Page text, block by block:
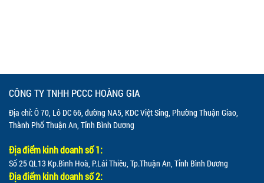
CÔNG TY TNHH PCCC HOÀNG GIA
Địa chỉ: Ô 70, Lô DC 66, đường NA5, KDC Việt Sing, Phường Thuận Giao,
Thành Phố Thuận An, Tỉnh Bình Dương
Địa điểm kinh doanh số 1:
Số 25 QL13 Kp.Bình Hoà, P.Lái Thiêu, Tp.Thuận An, Tỉnh Bình Dương
Địa điểm kinh doanh số 2: